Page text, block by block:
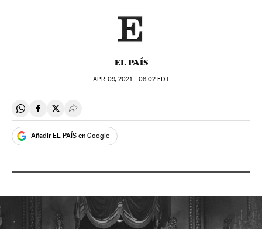
EL PAÍS
APR 09, 2021 - 08:02 EDT
Compartir en Whatsapp
Compartir en Facebook
Compartir en Twitter
Desplegar Redes Sociales
Añadir EL PAÍS en Google